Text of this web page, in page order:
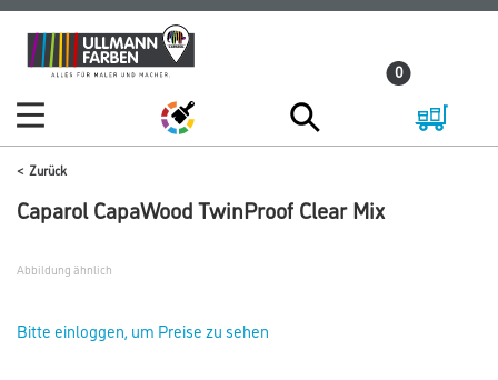
Zum
Inhalt
Zum
Navigationsmenü
0
Zurück
Caparol CapaWood TwinProof Clear Mix
Abbildung ähnlich
Bitte einloggen, um Preise zu sehen